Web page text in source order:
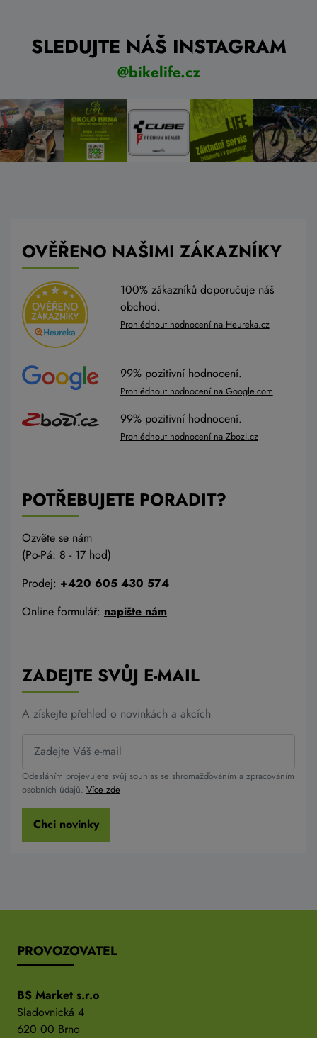
SLEDUJTE NÁŠ INSTAGRAM
@bikelife.cz
OVĚŘENO NAŠIMI ZÁKAZNÍKY
100% zákazníků doporučuje náš
obchod.
Prohlédnout hodnocení na Heureka.cz
99% pozitivní hodnocení.
Prohlédnout hodnocení na Google.com
99% pozitivní hodnocení.
Prohlédnout hodnocení na Zbozi.cz
POTŘEBUJETE PORADIT?
Ozvěte se nám
(Po-Pá: 8 - 17 hod)
Prodej: +420 605 430 574
Online formulář: napište nám
ZADEJTE SVŮJ E-MAIL
A získejte přehled o novinkách a akcích
Odesláním projevujete svůj souhlas se shromažďováním a zpracováním
osobních údajů. Více zde
Chci novinky
PROVOZOVATEL
BS Market s.r.o
Sladovnická 4
620 00 Brno